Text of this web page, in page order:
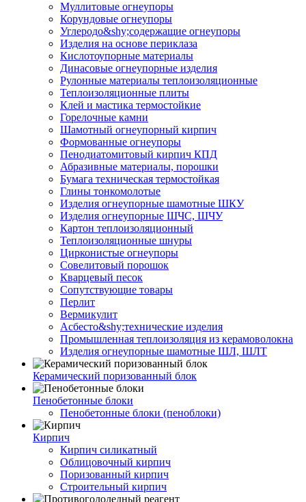
Муллитовые огнеупоры
Корундовые огнеупоры
Углеродо&shy;содержащие огнеупоры
Изделия на основе периклаза
Кислотоупорные материалы
Динасовые огнеупорные изделия
Рулонные материалы теплоизоляционные
Тепло­изоляционные плиты
Клей и мастика термостойкие
Горелочные камни
Шамотный огнеупорный кирпич
Формованные огнеупоры
Пенодиатомитовый кирпич КПД
Абразивные материалы, порошки
Бумага техническая термостойкая
Глины тонкомолотые
Изделия огнеупорные шамотные ШКУ
Изделия огнеупорные ШЧС, ШЧУ
Картон теплоизоляционный
Теплоизоляционные шнуры
Цирконистые огнеупоры
Совелитовый порошок
Кварцевый песок
Сопутствующие товары
Перлит
Вермикулит
Асбесто&shy;технические изделия
Промышленная теплоизоляция из керамоволокна
Изделия огнеупорные шамотные ШЛ, ШЛТ
Керамический поризованный блок
Пенобетонные блоки
Пенобетонные блоки (пеноблоки)
Кирпич
Кирпич силикатный
Облицовочный кирпич
Поризованный кирпич
Строительный кирпич